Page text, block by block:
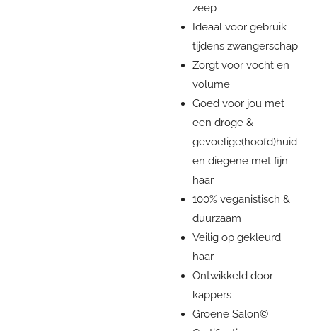
zeep
Ideaal voor gebruik
tijdens zwangerschap
Zorgt voor vocht en
volume
Goed voor jou met
een droge &
gevoelige(hoofd)huid
en diegene met fijn
haar
100% veganistisch &
duurzaam
Veilig op gekleurd
haar
Ontwikkeld door
kappers
Groene Salon©